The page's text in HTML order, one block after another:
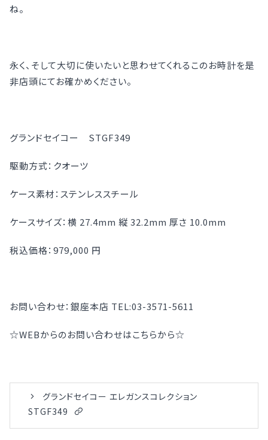
ね。
永く、そして大切に使いたいと思わせてくれるこのお時計を是
非店頭にてお確かめください。
グランドセイコー STGF349
駆動方式：クオーツ
ケース素材：ステンレススチール
ケースサイズ：横 27.4mm 縦 32.2mm 厚さ 10.0mm
税込価格：979,000 円
お問い合わせ：銀座本店 TEL:03-3571-5611
☆WEBからのお問い合わせはこちらから☆
グランドセイコー エレガンスコレクション
STGF349